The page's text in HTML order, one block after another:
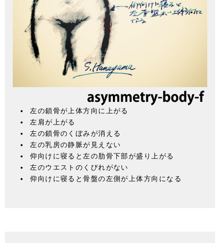
左の鎖骨が上体方向に上がる
左肩が上がる
左の鎖骨のくぼみが消える
左の乳房の静脈が見えない
仰向けに寝ると左の肋骨下部が盛り上がる
左のウエストのくびれがない
仰向けに寝ると骨盤の左側が上体方向になる